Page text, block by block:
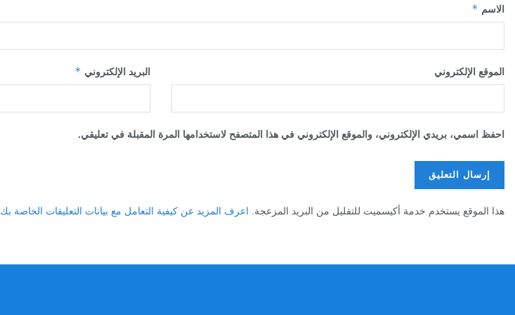
الاسم *
البريد الإلكتروني * الموقع الإلكتروني
احفظ اسمي، بريدي الإلكتروني، والموقع الإلكتروني في هذا المتصفح لاستخدامها المرة المقبلة في تعليقي.
هذا الموقع يستخدم خدمة أكيسميت للتقليل من البريد المزعجة. اعرف المزيد عن كيفية التعامل مع بيانات التعليقات الخاصة بك processed